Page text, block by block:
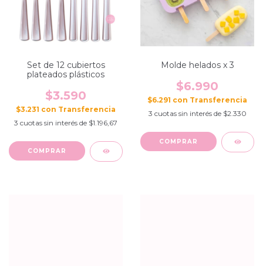
Set de 12 cubiertos
plateados plásticos
$3.590
$3.231 con
3 cuotas sin interés de $1.196,67
Molde helados x 3
$6.990
$6.291 con
3 cuotas sin interés de $2.330